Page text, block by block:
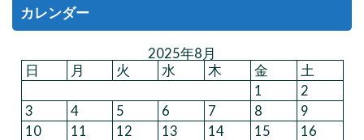
カレンダー
2025年8月
日
月 火 水 木 金
土
1
2
3
4 5 6 7 8
9
10
11 12 13 14 15 16